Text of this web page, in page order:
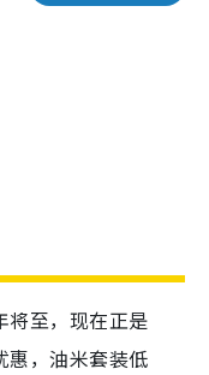
将至，现在正是
惠，油米套装低